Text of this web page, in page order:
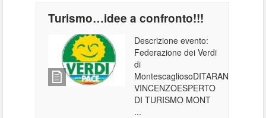
Turismo…idee a confronto!!!
Descrizione evento:
Federazione dei Verdi
di
MontescagliosoDITARANTO
VINCENZOESPERTO
DI TURISMO MONT
...